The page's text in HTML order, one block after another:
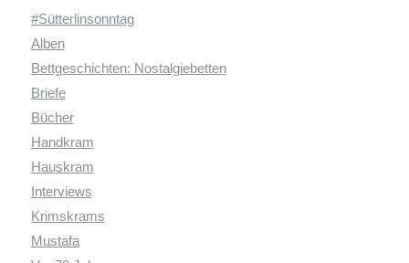
#Sütterlinsonntag
Alben
Bettgeschichten: Nostalgiebetten
Briefe
Bücher
Handkram
Hauskram
Interviews
Krimskrams
Mustafa